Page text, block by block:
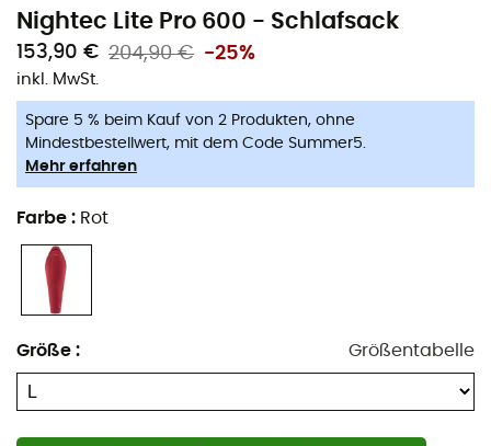
Nightec Lite Pro 600 - Schlafsack
153,90 € 204,90 € -25%
inkl. MwSt.
Spare 5 % beim Kauf von 2 Produkten, ohne
Mindestbestellwert, mit dem Code Summer5.
Mehr erfahren
Farbe : Rot
Größe : Größentabelle
2-Wege-Reißverschluss, ermöglicht das Öffnen
des unteren Teils des Schlafsacks zur
Temperaturregulierung
Anti-Kälte-Kapuze
Gefütterte Reißverschlussabdeckung
Gefütterte Schulterkragen
Kompressionssack
Außenmaterial: 90% Nylon 310 40D Diamond
Nightec Lite Pro 600 - M: